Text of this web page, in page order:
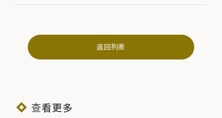
返回列表
查看更多